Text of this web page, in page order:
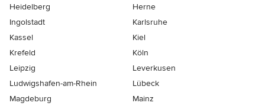
Heidelberg
Herne
Ingolstadt
Karlsruhe
Kassel
Kiel
Krefeld
Köln
Leipzig
Leverkusen
Ludwigshafen-am-Rhein
Lübeck
Magdeburg
Mainz